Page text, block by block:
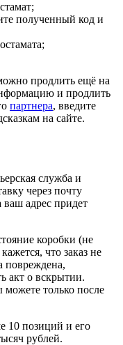
полученный код и
продлить ещё на
и продлить
партнера, введите
на сайте.
служба и
через почту
адрес придет
коробки (не
что заказ не
повреждена,
акт о вскрытии.
можете только после
10 позиций и его
рублей.